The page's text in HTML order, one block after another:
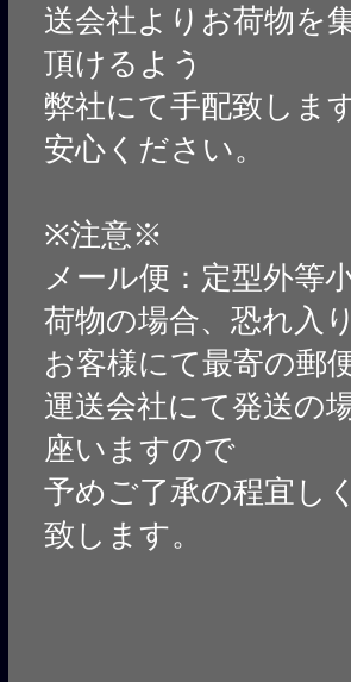
送会社よりお荷物を
頂けるよう
弊社にて手配致しま
安心ください。
※注意※
メール便：定型外等
荷物の場合、恐れ入
お客様にて最寄の郵
運送会社にて発送の
座いますので
予めご了承の程宜し
致します。